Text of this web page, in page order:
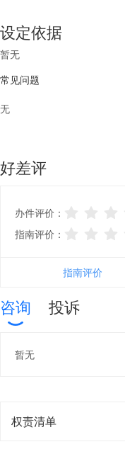
设定依据
暂无
常见问题
无
好差评
办件评价：
指南评价：
指南评价
咨询 投诉
暂无
权责清单